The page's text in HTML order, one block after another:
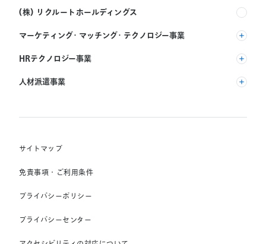
(株) リクルートホールディングス
マーケティング・マッチング・テクノロジー事業
(株) リクルート
HRテクノロジー事業
(株) インディードリクルートパートナーズ
Indeed, Inc.
人材派遣事業
(株) スタッフサービス・ホールディングス
Unique NV
サイトマップ
免責事項・ご利用条件
プライバシーポリシー
プライバシーセンター